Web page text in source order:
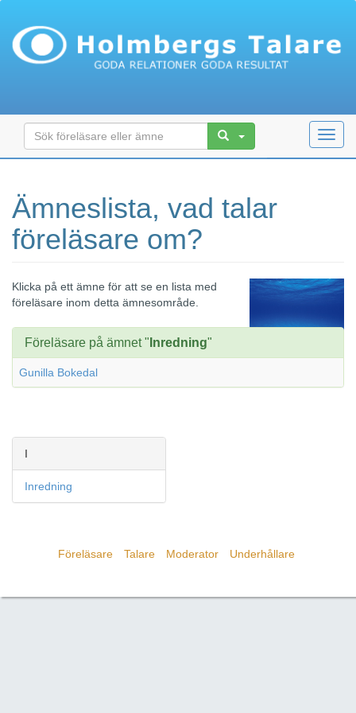
Ämneslista, vad talar
föreläsare om?
Klicka på ett ämne för att se en lista med
föreläsare inom detta ämnesområde.
Föreläsare på ämnet " Inredning"
Gunilla Bokedal
I
Inredning
Föreläsare Talare Moderator Underhållare